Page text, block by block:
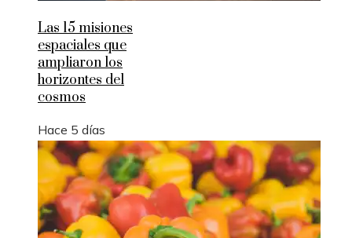
Las 15 misiones
espaciales que
ampliaron los
horizontes del
cosmos
Hace 5 días